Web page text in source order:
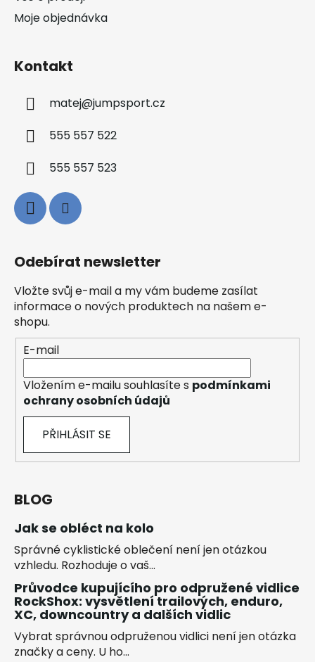
Moje objednávka
Kontakt
matej@jumpsport.cz
555 557 522
555 557 523
Odebírat newsletter
Vložte svůj e-mail a my vám budeme zasílat
informace o nových produktech na našem e-
shopu.
E-mail
Vložením e-mailu souhlasíte s podmínkami
ochrany osobních údajů
PŘIHLÁSIT SE
BLOG
Jak se obléct na kolo
Správné cyklistické oblečení není jen otázkou
vzhledu. Rozhoduje o vaš...
Průvodce kupujícího pro odpružené vidlice
RockShox: vysvětlení trailových, enduro,
XC, downcountry a dalších vidlic
Vybrat správnou odpruženou vidlici není jen otázka
značky a ceny. U ho...